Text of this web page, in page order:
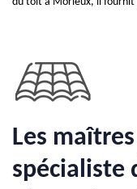
Les
spécialiste